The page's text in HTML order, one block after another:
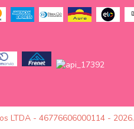
LTDA - 46776606000114 -